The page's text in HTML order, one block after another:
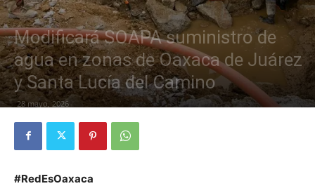
Modificará SOAPA suministro de
agua en zonas de Oaxaca de Juárez
y Santa Lucía del Camino
28 mayo, 2026
#RedEsOaxaca